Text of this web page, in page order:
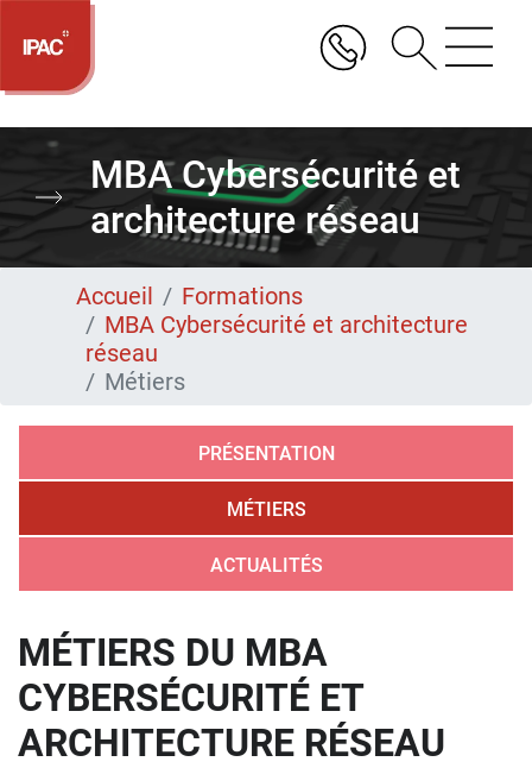
Aller
contenu
MBA Cybersécurité et
architecture réseau
Accueil
Formations
MBA Cybersécurité et architecture
réseau
Métiers
PRÉSENTATION
MÉTIERS
ACTUALITÉS
MÉTIERS DU MBA
CYBERSÉCURITÉ ET
ARCHITECTURE RÉSEAU